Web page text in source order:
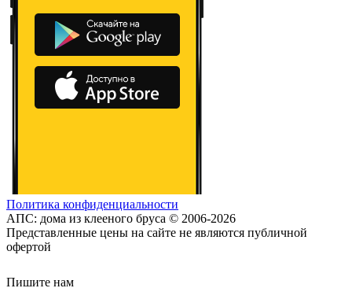
Политика конфиденциальности
АПС: дома из клееного бруса © 2006-2026
Представленные цены на сайте не являются публичной
офертой
Пишите нам